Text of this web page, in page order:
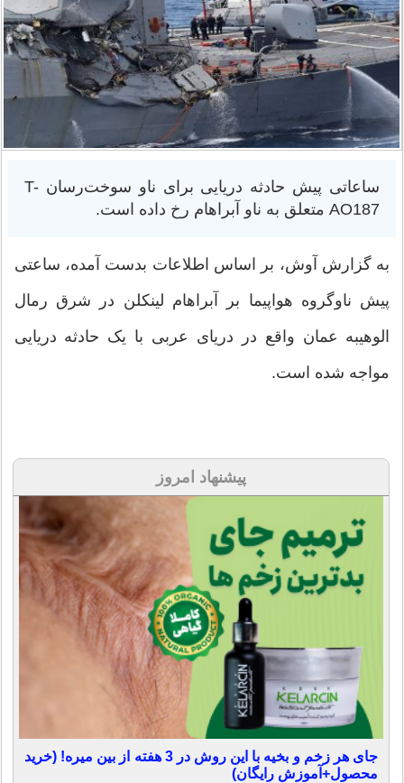
ساعاتی پیش حادثه دریایی برای ناو سوخت‌رسان T-
AO187 متعلق به ناو آبراهام رخ داده است.
به گزارش آوش، بر اساس اطلاعات بدست آمده، ساعتی
پیش ناوگروه هواپیما بر آبراهام لینکلن در شرق رمال
الوهیبه عمان واقع در دریای عربی با یک حادثه دریایی
مواجه شده است.
پیشنهاد امروز
جای هر زخم و بخیه با این روش در 3 هفته از بین میره! (خرید
محصول+آموزش رایگان)